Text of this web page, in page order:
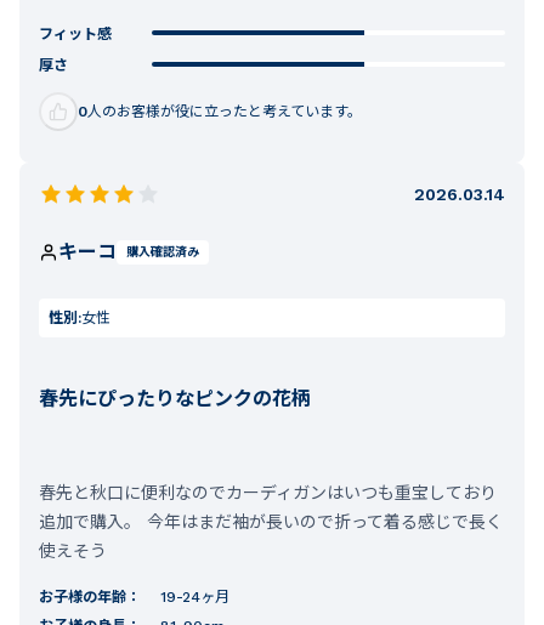
フィット感
厚さ
0人のお客様が役に立ったと考えています。
2026.03.14
キーコ 購入確認済み
性別:女性
春先にぴったりなピンクの花柄
春先と秋口に便利なのでカーディガンはいつも重宝しており
追加で購入。 今年はまだ袖が長いので折って着る感じで長く
使えそう
お子様の年齢：
19-24ヶ月